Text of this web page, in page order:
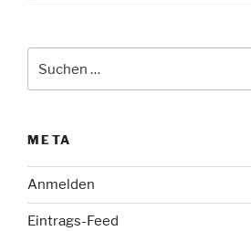
nach:
META
Anmelden
Eintrags-Feed